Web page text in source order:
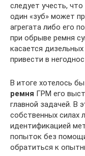
следует учесть,
один «зуб» может
агрегата либо его
при обрыве ремня
касается
привести в
В итоге хотелось
ремня ГРМ его
главной задачей. В
собственных силах
идентификацией
попыток без
обратиться к